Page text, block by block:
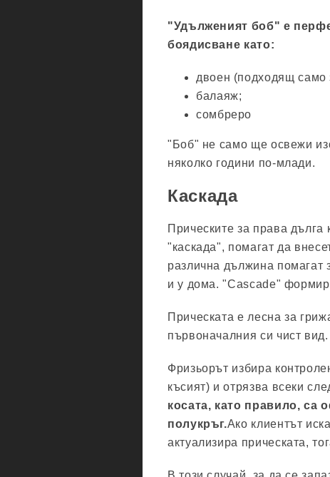
"Удълженият боб" е
боядисване като:
двоен (подходящ само
балаяж;
сомбреро
"Боб" не само ще освежи
няколко години по-млади.
Каскада
Прическите за права дълга
"каскада", помагат да
различна дължина помагат
и у дома. "Cascade"
Прическата е лесна за
първоначалния си чист вид.
Фризьорът избира
късият) и отрязва всеки
косата, като правило,
полукръг.Ако клиентът
актуализира прическата,